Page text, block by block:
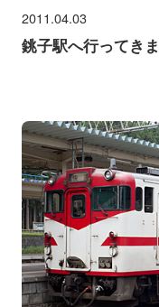
2011.04.03
銚子駅へ行ってき